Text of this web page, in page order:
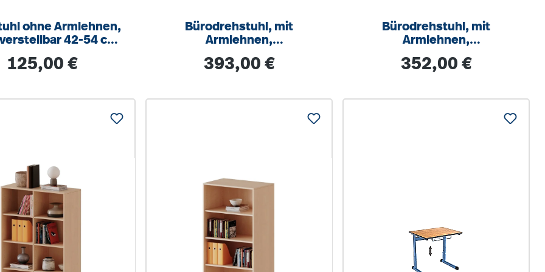
ohne Armlehnen,
42-54 cm,
Regulärer Preis:
125,00 €
Bürodrehstuhl, mit
Armlehnen,
Wippmechanik
Regulärer Preis:
393,00 €
Bürodrehstuhl, mit
Armlehnen,
Wippmechanik
Regulärer Preis:
352,00 €